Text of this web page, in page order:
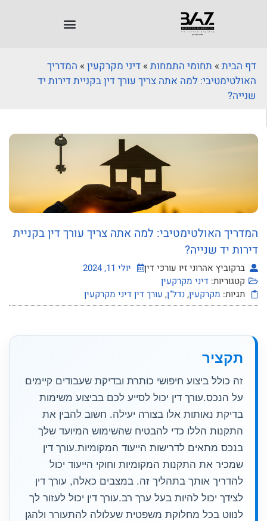
דף הבית » תחומי התמחות » דיני מקרקעין » המדריך
האולטימטיבי: למה אתה צריך עורך דין בקניית דירות יד
שנייה?
המדריך האולטימטיבי: למה אתה צריך עורך דין בקניית
דירות יד שנייה?
ברקוביץ אהרוני זיו עורכי דין
יולי 11, 2024
קטגוריות: דיני מקרקעין
תגיות: מקרקעין,נדל"ן, עורך דין דיני מקרקעין
תקציר
זה כולל ביצוע חיפושי כותרת ובדיקת שעבודים קיימים
על הנכס.עורך דין יכול לסייע לכם בביצוע משימות
בדיקת נאותות אלו בצורה יעילה. חשוב להבין את
התקנות הללו כדי להבטיח שהשימוש המיועד שלך
בנכס מתאים לדרישות הייעוד המקומיות.עורך דין
שמכיר את התקנות המקומיות וחוקי הייעוד יכול
להדריך אותך בתהליך זה. במצבים כאלה, עורך דין
לצידך יכול להיות בעל ערך רב.עורך דין יכול לעזור לך
לנווט בכל מחלוקת משפטית שעלולה להתעורר ולהגן